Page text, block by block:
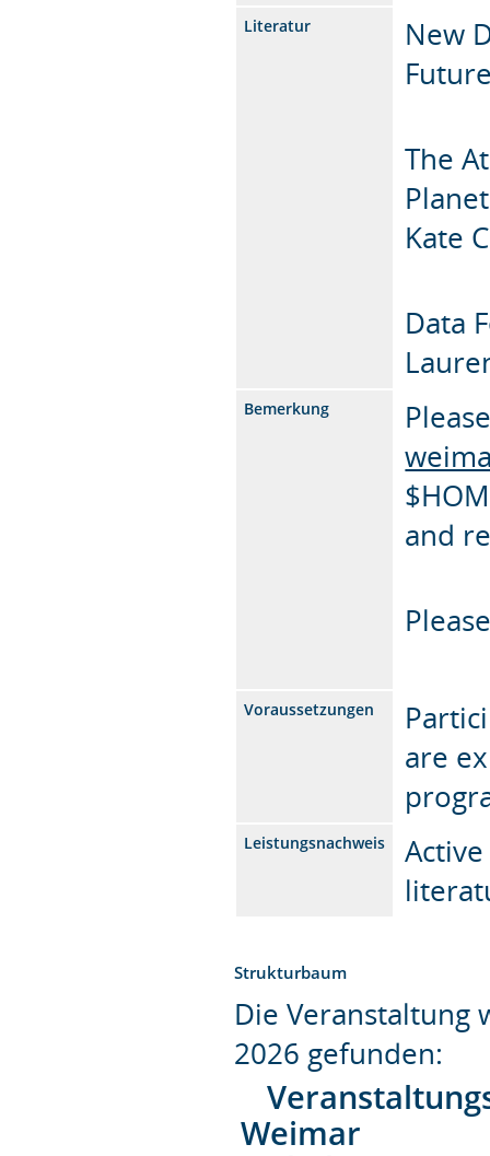
Literatur
New
The
Kate
Data
Bemerkung
and
Voraussetzungen
are
Leistungsnachweis
Strukturbaum
Die Veranstaltung
2026 gefunden:
Weimar